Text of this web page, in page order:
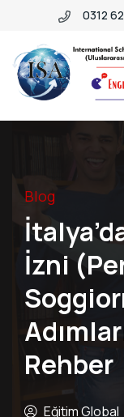
0312
Blog
İzni
Rehber
Eğitim Global